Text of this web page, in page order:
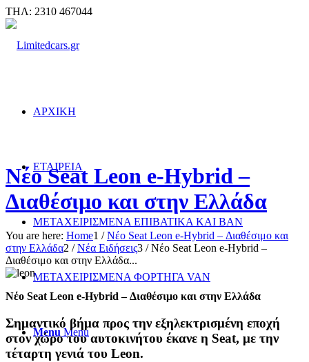
ΤΗΛ: 2310 467044
ΑΡΧΙΚΗ
ΕΤΑΙΡΕΙΑ
ΜΕΤΑΧΕΙΡΙΣΜΕΝΑ ΕΠΙΒΑΤΙΚΑ ΚΑΙ ΒΑΝ
ΜΕΤΑΧΕΙΡΙΣΜΕΝΑ ΦΟΡΤΗΓΑ VAN
Menu Menu
Νέο Seat Leon e-Hybrid –
Διαθέσιμο και στην Ελλάδα
You are here: Home1 / Νέο Seat Leon e-Hybrid – Διαθέσιμο και
στην Ελλάδα2 / Νέα Ειδήσεις3 / Νέο Seat Leon e-Hybrid –
Διαθέσιμο και στην Ελλάδα...
Νέο Seat Leon e-Hybrid – Διαθέσιμο και στην Ελλάδα
Σημαντικό βήμα προς την εξηλεκτρισμένη εποχή
στον χώρο του αυτοκινήτου έκανε η Seat, με την
τέταρτη γενιά του Leon.